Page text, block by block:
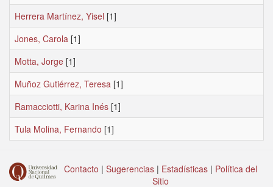
Herrera Martínez, Yisel [1]
Jones, Carola [1]
Motta, Jorge [1]
Muñoz Gutiérrez, Teresa [1]
Ramacciotti, Karina Inés [1]
Tula Molina, Fernando [1]
Contacto | Sugerencias | Estadísticas | Política del
Sitio